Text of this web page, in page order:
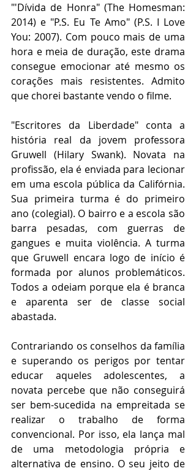
"'Dívida de Honra" (The Homesman:
2014) e "P.S. Eu Te Amo" (P.S. I Love
You: 2007). Com pouco mais de uma
hora e meia de duração, este drama
consegue emocionar até mesmo os
corações mais resistentes. Admito
que chorei bastante vendo o filme.
"Escritores da Liberdade" conta a
história real da jovem professora
Gruwell (Hilary Swank). Novata na
profissão, ela é enviada para lecionar
em uma escola pública da Califórnia.
Sua primeira turma é do primeiro
ano (colegial). O bairro e a escola são
barra pesadas, com guerras de
gangues e muita violência. A turma
que Gruwell encara logo de início é
formada por alunos problemáticos.
Todos a odeiam porque ela é branca
e aparenta ser de classe social
abastada.
Contrariando os conselhos da família
e superando os perigos por tentar
educar aqueles adolescentes, a
novata percebe que não conseguirá
ser bem-sucedida na empreitada se
realizar o trabalho de forma
convencional. Por isso, ela lança mal
de uma metodologia própria e
alternativa de ensino. O seu jeito de